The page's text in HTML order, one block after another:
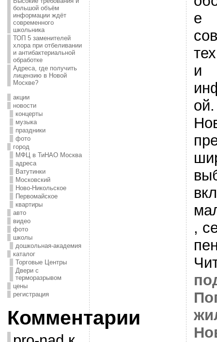
большой объём
информации ждёт
современного
школьника
ТОП 5 заменителей
хлора при отбеливании
и антибактериальной
обработке
Адреса, где получить
лицензию в Новой
Москве?
акции
новости
концерты
музыка
праздники
фото
город
МФЦ в ТиНАО Москва
адреса
Ватутинки
Московский
Ново-Никольское
Первомайское
квартиры
авто
видео
фото
школы
дошкольная-академия
каталог
Торговые Центры
Двери с
терморазрывом
цены
регистрация
Комментарии
е
и
ой.
,